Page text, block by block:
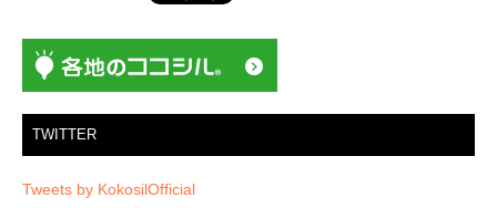
ョ
ン
TWITTER
Tweets by KokosilOfficial